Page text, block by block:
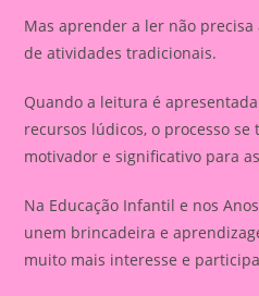
Mas aprender a ler não
de atividades tradicionais.
Quando a leitura é
recursos lúdicos, o processo
motivador e significativo para
Na Educação Infantil e nos
unem brincadeira e
muito mais interesse e